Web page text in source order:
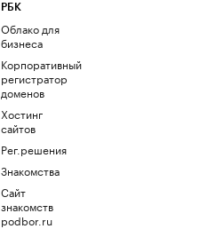
РБК
Облако для
бизнеса
Корпоративный
регистратор
доменов
Хостинг
сайтов
Рег.решения
Знакомства
Сайт
знакомств
podbor.ru